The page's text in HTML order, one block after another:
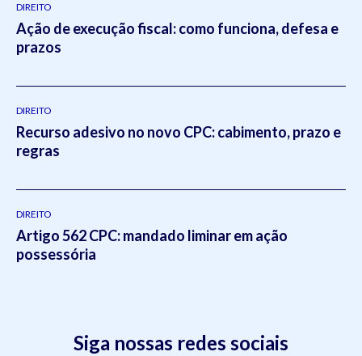
DIREITO
Ação de execução fiscal: como funciona, defesa e
prazos
DIREITO
Recurso adesivo no novo CPC: cabimento, prazo e
regras
DIREITO
Artigo 562 CPC: mandado liminar em ação
possessória
Siga nossas redes sociais